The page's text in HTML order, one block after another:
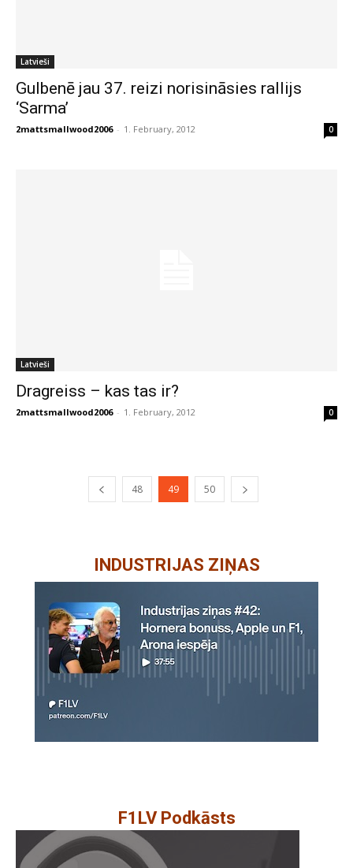
Latvieši
Gulbenē jau 37. reizi norisināsies rallijs
‘Sarma’
2mattsmallwood2006 - 1. February, 2012 0
Latvieši
Dragreiss – kas tas ir?
2mattsmallwood2006 - 1. February, 2012 0
48 49 50
INDUSTRIJAS ZIŅAS
F1LV Podkāsts